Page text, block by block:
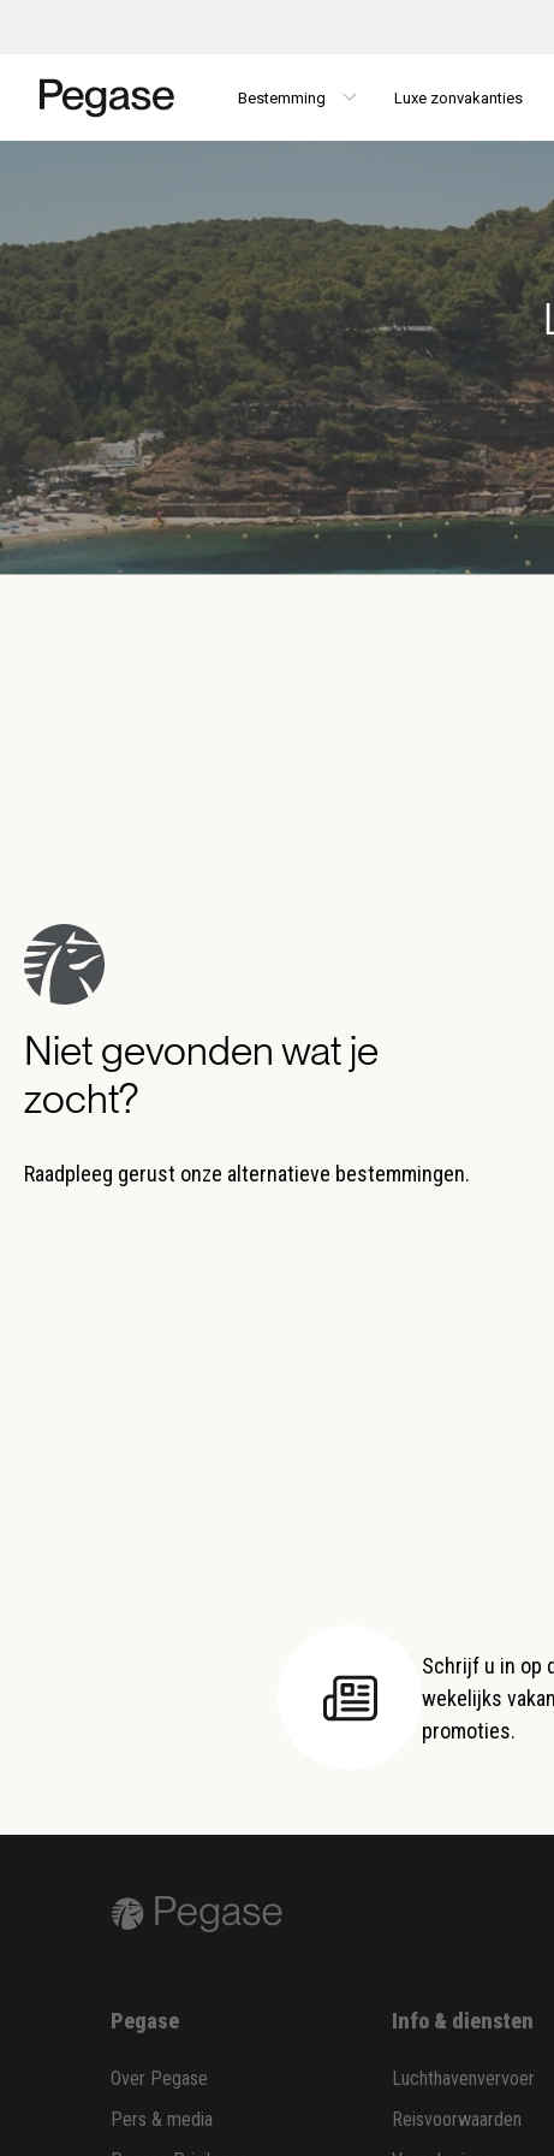
Bestemming Luxe zonvakanties
Niet gevonden wat je
zocht?
Raadpleeg gerust onze alternatieve bestemmingen.
Schrijf u in op
wekelijks
promoties.
Pegase
Over Pegase
Pers & media
Info & diensten
Luchthavenvervoer
Reisvoorwaarden